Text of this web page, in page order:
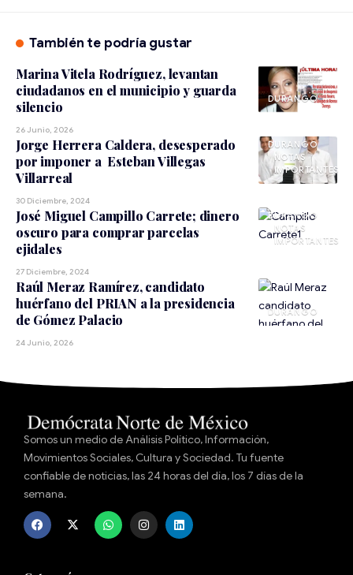
También te podría gustar
DURANGO
Marina Vitela Rodríguez, levantan
ciudadanos en el municipio y guarda
silencio
26 Junio, 2026
DURANGO
NOTAS
IMPORTANTES
Jorge Herrera Caldera, desesperado
por imponer a Esteban Villegas
Villarreal
30 Diciembre, 2024
DURANGO
NOTAS
IMPORTANTES
José Miguel Campillo Carrete; dinero
oscuro para comprar parcelas
ejidales
27 Diciembre, 2024
DURANGO
Raúl Meraz Ramírez, candidato
huérfano del PRIAN a la presidencia
de Gómez Palacio
24 Junio, 2026
Somos un medio de Análisis Político, Información,
Movimientos Sociales, Cultura y Sociedad. Tu fuente
confiable de noticias, las 24 horas del día, los 7 días de la
semana.